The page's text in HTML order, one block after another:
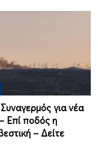
για νέα
Επί ποδός η
– Δείτε